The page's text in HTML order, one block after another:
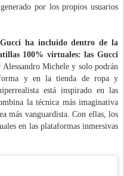
por los propios usuarios
Gucci ha incluido dentro de la
100% virtuales: las Gucci
Alessandro Michele y solo podrán
y en la tienda de ropa y
está inspirado en las
la técnica más imaginativa
más vanguardista. Con ellas, los
en las plataformas inmersivas